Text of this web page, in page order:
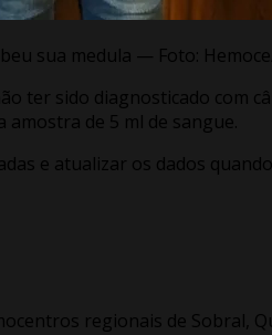
sua medula — Foto:
ter sido diagnosticado com
amostra de 5 ml de sangue.
e atualizar os dados
regionais de Sobral,